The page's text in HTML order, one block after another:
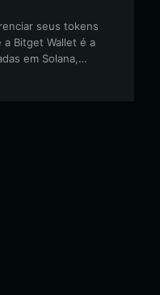
seus tokens
a Bitget Wallet é a
em Solana,
contínua